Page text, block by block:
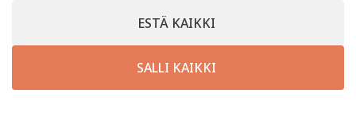
ESTÄ KAIKKI
SALLI KAIKKI